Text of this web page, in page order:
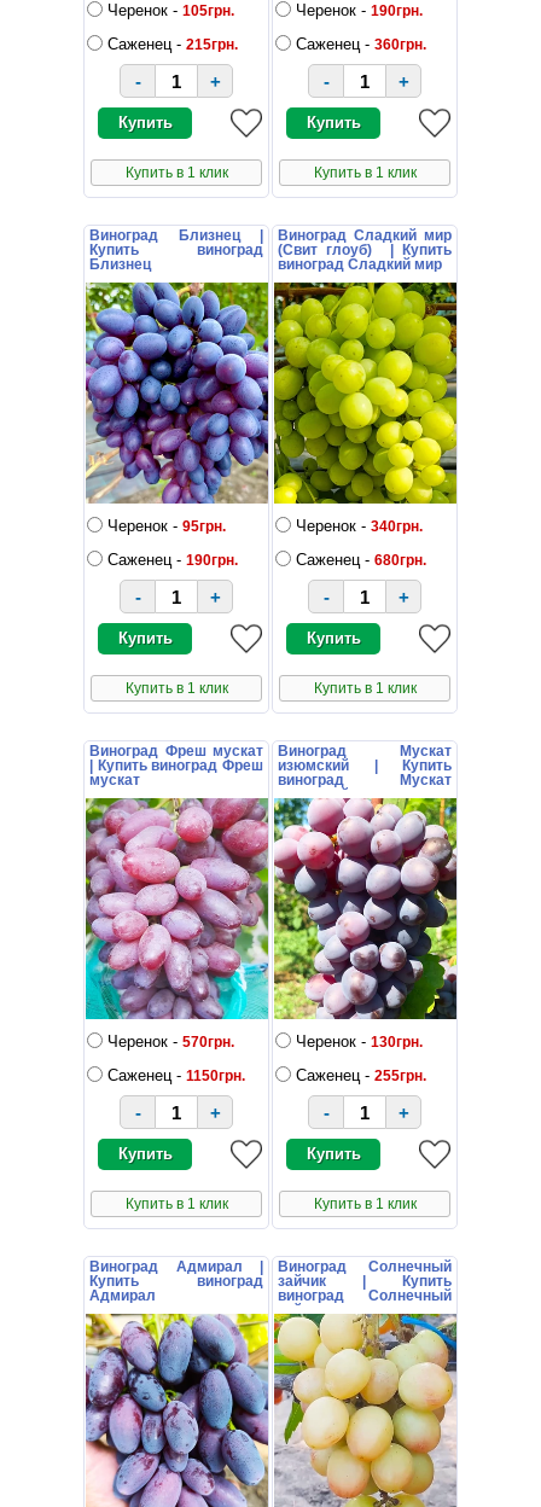
Черенок - 105грн.
Саженец - 215грн.
- +
Купить в 1 клик
Черенок - 190грн.
Саженец - 360грн.
- +
Купить в 1 клик
Виноград Близнец |
Купить виноград
Близнец
Черенок - 95грн.
Саженец - 190грн.
- +
Купить в 1 клик
Виноград Сладкий мир
(Свит глоуб) | Купить
виноград Сладкий мир
Черенок - 340грн.
Саженец - 680грн.
- +
Купить в 1 клик
Виноград Фреш мускат
| Купить виноград Фреш
мускат
Черенок - 570грн.
Саженец - 1150грн.
- +
Купить в 1 клик
Виноград Мускат
изюмский | Купить
виноград Мускат
изюмский
Черенок - 130грн.
Саженец - 255грн.
- +
Купить в 1 клик
Виноград Адмирал |
Купить виноград
Адмирал
Виноград Солнечный
зайчик | Купить
виноград Солнечный
зайчик